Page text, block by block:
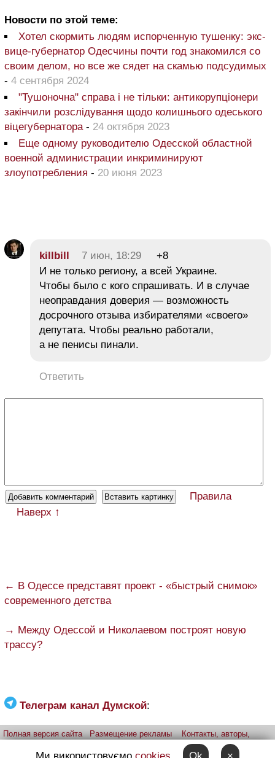
Новости по этой теме:
Хотел скормить людям испорченную тушенку: экс-
вице-губернатор Одесчины почти год знакомился со
своим делом, но все же сядет на скамью подсудимых
- 4 сентября 2024
"Тушоночна" справа і не тільки: антикорупціонери
закінчили розслідування щодо колишнього одеського
віцегубернатора - 24 октября 2023
Еще одному руководителю Одесской областной
военной администрации инкриминируют
злоупотребления - 20 июня 2023
killbill 7 июн, 18:29
+8
И не только региону, а всей Украине.
Чтобы было с кого спрашивать. И в случае
неоправдания доверия — возможность
досрочного отзыва избирателями «своего»
депутата. Чтобы реально работали,
а не пенисы пинали.
Ответить
Правила
Наверх ↑
← В Одессе представят проект - «быстрый снимок»
современного детства
→ Между Одессой и Николаевом построят новую
трассу?
Телеграм канал Думской:
Полная версия сайта Размещение рекламы
Контакты, авторы,
iPhone